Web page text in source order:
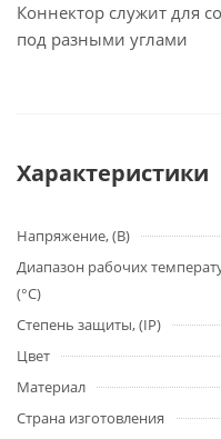
Коннектор служит для
под разными углами
Характеристики
Напряжение, (В)
Диапазон рабочих
(°С)
Степень защиты, (IP)
Цвет
Материал
Страна изготовления